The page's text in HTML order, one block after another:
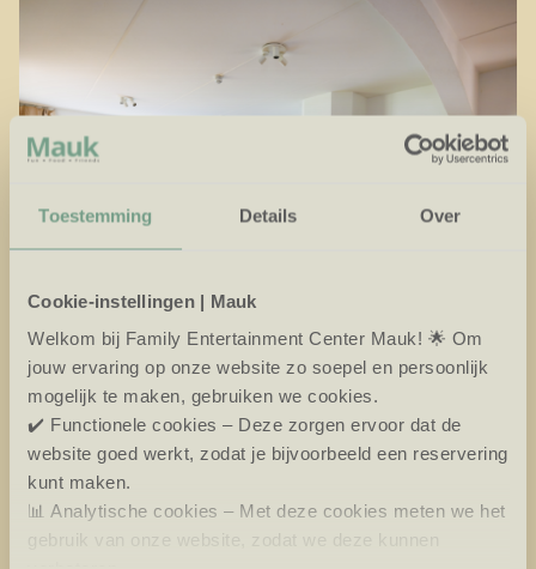
Toestemming Details Over
Cookie-instellingen | Mauk
Welkom bij Family Entertainment Center Mauk! 🌟 Om
jouw ervaring op onze website zo soepel en persoonlijk
mogelijk te maken, gebruiken we cookies.
✔️ Functionele cookies – Deze zorgen ervoor dat de
website goed werkt, zodat je bijvoorbeeld een reservering
kunt maken.
📊 Analytische cookies – Met deze cookies meten we het
gebruik van onze website, zodat we deze kunnen
FAMILIEWEEKEND IN MAUK
Maak van de familiedag een familieweekend en blijf
overnachten op Vakantiepark Eiland van Maurik. Kies
voor een groepsaccommodatie (Rivierhuis 18pof